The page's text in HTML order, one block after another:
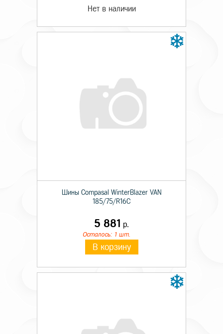
Нет в наличии
Шины Compasal WinterBlazer VAN
185/75/R16C
5 881 р.
Осталось: 1 шт.
В корзину